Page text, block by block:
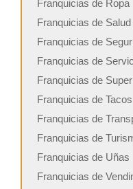
Franquicias de Ropa
Franquicias de
Franquicias de
Franquicias de
Franquicias de
Franquicias de Tacos
Franquicias de
Franquicias de
Franquicias de Uñas
Franquicias de